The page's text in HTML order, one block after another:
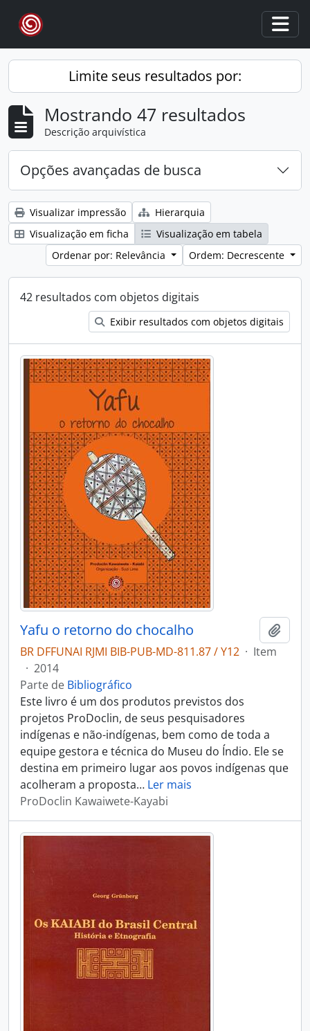
Skip to main content
Limite seus resultados por:
Mostrando 47 resultados
Descrição arquivística
Opções avançadas de busca
Visualizar impressão
Hierarquia
Visualização em ficha
Visualização em tabela
Ordenar por: Relevância
Ordem: Decrescente
42 resultados com objetos digitais
Exibir resultados com objetos digitais
Yafu o retorno do chocalho
BR DFFUNAI RJMI BIB-PUB-MD-811.87 / Y12 · Item
· 2014
Parte de Bibliográfico
Este livro é um dos produtos previstos dos
projetos ProDoclin, de seus pesquisadores
indígenas e não-indígenas, bem como de toda a
equipe gestora e técnica do Museu do Índio. Ele se
destina em primeiro lugar aos povos indígenas que
acolheram a proposta… Ler mais
ProDoclin Kawaiwete-Kayabi